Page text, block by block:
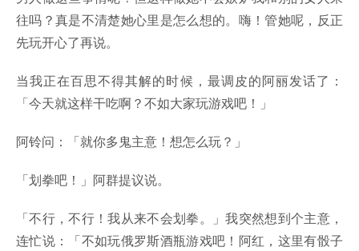
往吗？真是不清楚她心里是怎么想的。嗨！管她呢，反正
先玩开心了再说。
当我正在百思不得其解的时候，最调皮的阿丽发话了：
「今天就这样干吃啊？不如大家玩游戏吧！」
阿铃问：「就你多鬼主意！想怎么玩？」
「划拳吧！」阿群提议说。
「不行，不行！我从来不会划拳。」我突然想到个主意，
连忙说：「不如玩俄罗斯酒瓶游戏吧！阿红，这里有骰子